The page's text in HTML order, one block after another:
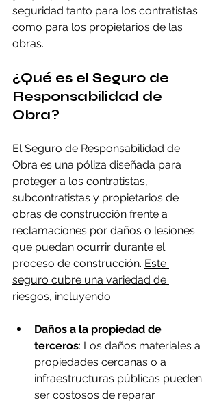
seguridad tanto para los contratistas
como para los propietarios de las
obras.
¿Qué es el Seguro de
Responsabilidad de
Obra?
El Seguro de Responsabilidad de
Obra es una póliza diseñada para
proteger a los contratistas,
subcontratistas y propietarios de
obras de construcción frente a
reclamaciones por daños o lesiones
que puedan ocurrir durante el
proceso de construcción. Este
seguro cubre una variedad de
riesgos, incluyendo:
Daños a la propiedad de
terceros: Los daños materiales a
propiedades cercanas o a
infraestructuras públicas pueden
ser costosos de reparar.